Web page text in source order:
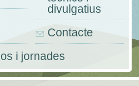
divulgatius
Contacte
i jornades